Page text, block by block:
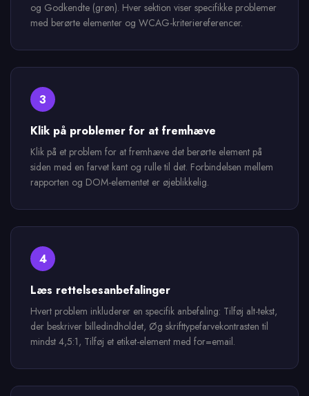
og Godkendte (grøn). Hver sektion viser specifikke problemer
med berørte elementer og WCAG-kriteriereferencer.
3
Klik på problemer for at fremhæve
Klik på et problem for at fremhæve det berørte element på
siden med en farvet kant og rulle til det. Forbindelsen mellem
rapporten og DOM-elementet er øjeblikkelig.
4
Læs rettelsesanbefalinger
Hvert problem inkluderer en specifik anbefaling: Tilføj alt-tekst,
der beskriver billedindholdet, Øg skrifttypefarvekontrasten til
mindst 4,5:1, Tilføj et etiket-element med for=email.